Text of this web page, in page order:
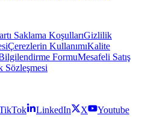
Saklama KoşullarıGizlilik
Çerezlerin KullanımıKalite
FormuMesafeli Satış
LinkedIn X
Youtube